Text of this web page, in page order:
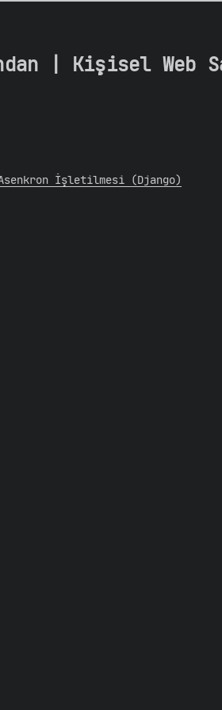
| Kişisel Web
İşletilmesi (Django)